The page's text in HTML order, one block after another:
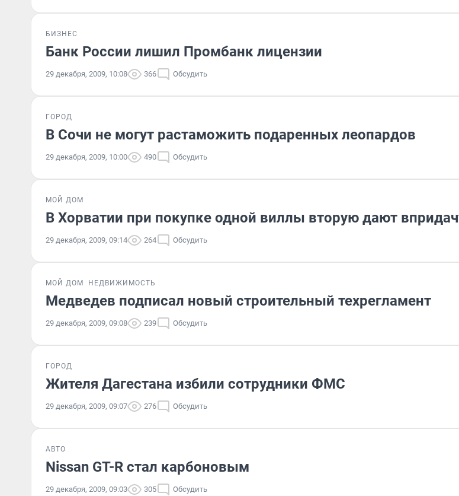
БИЗНЕС
Банк России лишил Промбанк лицензии
29 декабря, 2009, 10:08 366 Обсудить
ГОРОД
В Сочи не могут растаможить подаренных леопардов
29 декабря, 2009, 10:00 490 Обсудить
МОЙ ДОМ
В Хорватии при покупке одной виллы вторую дают
29 декабря, 2009, 09:14 264 Обсудить
МОЙ ДОМ НЕДВИЖИМОСТЬ
Медведев подписал новый строительный техрегламент
29 декабря, 2009, 09:08 239 Обсудить
ГОРОД
Жителя Дагестана избили сотрудники ФМС
29 декабря, 2009, 09:07 276 Обсудить
АВТО
Nissan GT-R стал карбоновым
29 декабря, 2009, 09:03 305 Обсудить